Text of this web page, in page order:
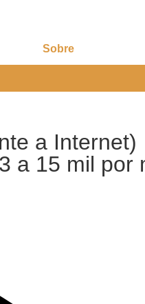
Sobre
a Internet)
a 15 mil por